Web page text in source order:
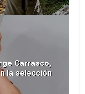
Carrasco,
la selección